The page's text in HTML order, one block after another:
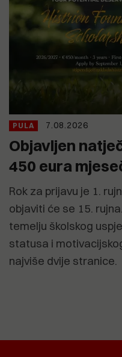
PULA 7.08.2026
Objavljen
450 eura
Rok za prijavu je 1.
objaviti će se 15.
temelju školskog
statusa i
najviše dvije stranice.